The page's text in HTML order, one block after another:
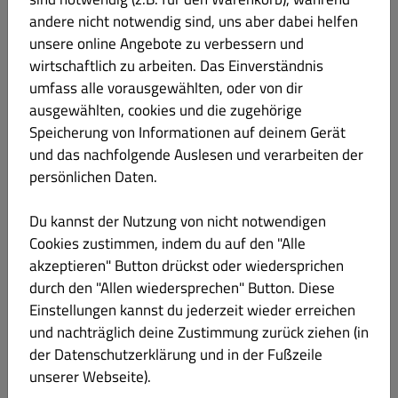
038 Gefüllte Tortiglioni
mit Ricotta und Spinat in einer
Lachs Pommery-Dillsauce
Produktinformation
in Tomatencreme, Rucola
und gehobeltem Parmesan
Produktinformation
andere nicht notwendig sind, uns aber dabei helfen
unsere online Angebote zu verbessern und
wirtschaftlich zu arbeiten. Das Einverständnis
umfass alle vorausgewählten, oder von dir
ausgewählten, cookies und die zugehörige
Speicherung von Informationen auf deinem Gerät
und das nachfolgende Auslesen und verarbeiten der
persönlichen Daten.
Du kannst der Nutzung von nicht notwendigen
Cookies zustimmen, indem du auf den "Alle
akzeptieren" Button drückst oder wiedersprichen
durch den "Allen wiedersprechen" Button. Diese
Einstellungen kannst du jederzeit wieder erreichen
und nachträglich deine Zustimmung zurück ziehen (in
der Datenschutzerklärung und in der Fußzeile
unserer Webseite).